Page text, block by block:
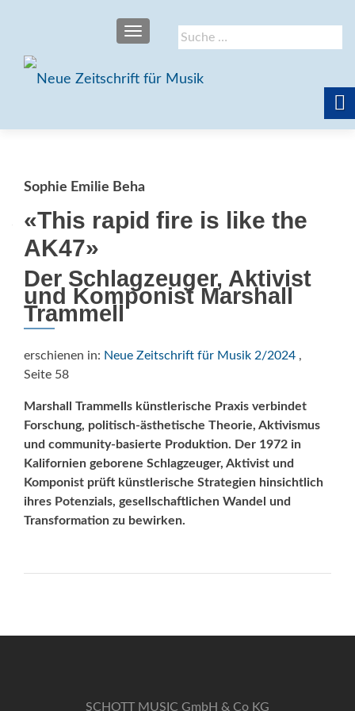
Suche
nach:
SCHALTE NAVIGATION
Sophie Emilie Beha
«This rapid fire is like the
AK47»
Der Schlagzeuger, Aktivist
und Komponist Marshall
Trammell
erschienen in: Neue Zeitschrift für Musik 2/2024 ,
Seite 58
Marshall Trammells künstlerische Praxis verbindet
Forschung, politisch-ästhetische Theorie, Aktivismus
und community-basierte Produktion. Der 1972 in
Kalifornien geborene Schlagzeuger, Aktivist und
Komponist prüft künstlerische Strategien hinsichtlich
ihres Potenzials, gesellschaftlichen Wandel und
Transformation zu bewirken.
SCHOTT MUSIC GmbH & Co KG